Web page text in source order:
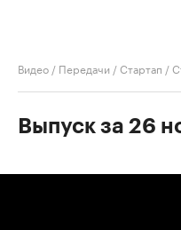
Видео / Передачи /Стартап /
Выпуск за 26